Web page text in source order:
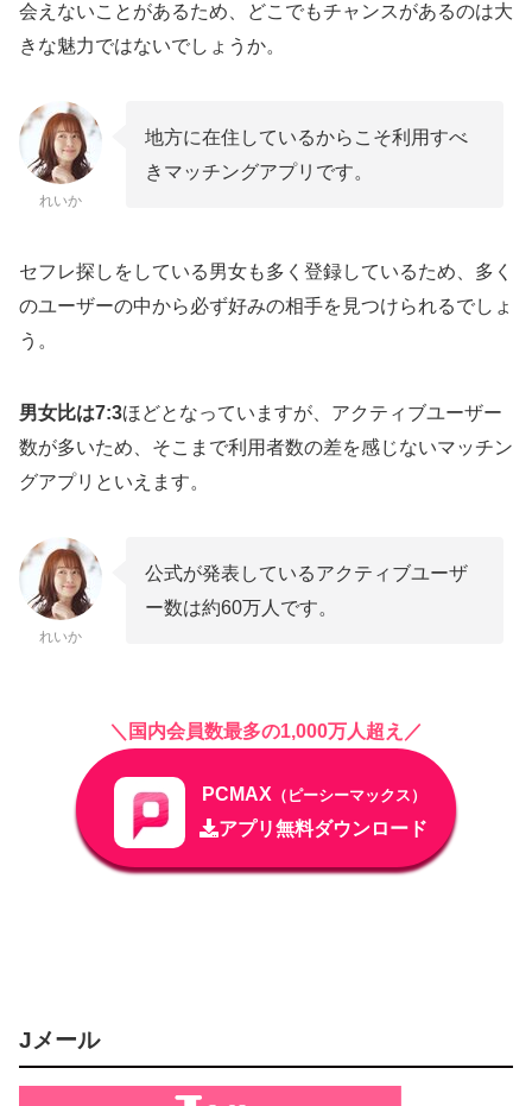
会えないことがあるため、どこでもチャンスがあるのは大
きな魅力ではないでしょうか。
れいか
地方に在住しているからこそ利用すべ
きマッチングアプリです。
セフレ探しをしている男女も多く登録しているため、多く
のユーザーの中から必ず好みの相手を見つけられるでしょ
う。
男女比は7:3ほどとなっていますが、アクティブユーザー
数が多いため、そこまで利用者数の差を感じないマッチン
グアプリといえます。
れいか
公式が発表しているアクティブユーザ
ー数は約60万人です。
＼国内会員数最多の1,000万人超え／
PCMAX（ピーシーマックス）
アプリ無料ダウンロード
Jメール